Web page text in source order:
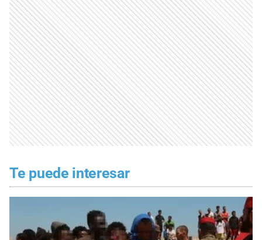
Te puede interesar